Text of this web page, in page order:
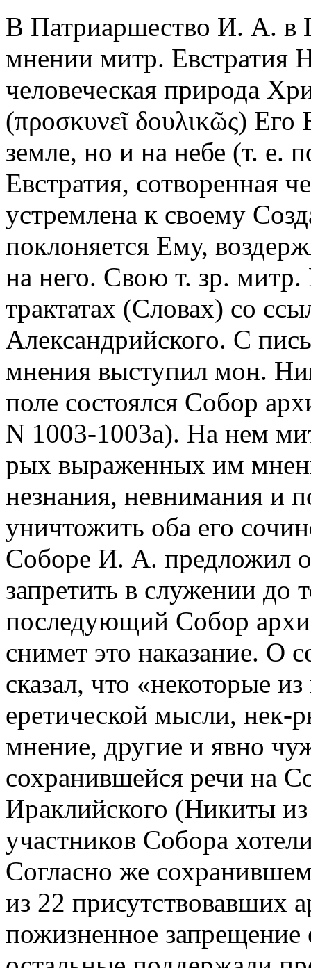
В Патриаршество И. А. в
мнении митр. Евстратия
человеческая природа
(προσκυνεῖ δουλικῶς)
земле, но и на небе (т. е.
Евстратия, сотворенная
устремлена к своему
поклоняется Ему,
на него. Свою т. зр. митр.
трактатах (Словах) со
Александрийского. С
мнения выступил мон.
поле состоялся Собор
N 1003-1003a). На нем
рых выраженных им
незнания, невнимания и
уничтожить оба его
Соборе И. А. предложил
запретить в служении до
последующий Собор
снимет это наказание. О
сказал, что «некоторые
еретической мысли, нек-
мнение, другие и явно
сохранившейся речи на
Ираклийского (Никиты
участников Собора
Согласно же
из 22 присутствовавших
пожизненное запрещение